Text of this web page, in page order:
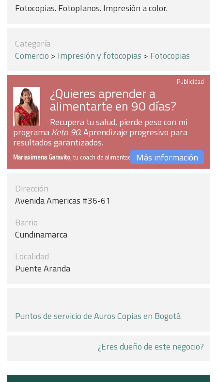
Fotocopias. Fotoplanos. Impresión a color.
Categoría
Comercio > Impresión y fotocopias > Fotocopias
Publicidad
¿Quieres aprender a
alimentarte en 90 días?
Recupera tu salud, pierde peso con mi
programaKeto 90. Aprendizaje progresivo para
resultados garantizados.
Mariaximena Garavito, tu coach de alimentaciónMás información
Dirección
Avenida Americas #36-61
Barrio
Cundinamarca
Localidad
Puente Aranda
Puntos de servicio de Auros Copias en Bogotá
¿Eres dueño de este negocio?